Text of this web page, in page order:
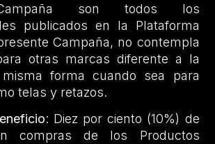
son todos los
publicados en la Plataforma
Campaña, no contempla
otras marcas diferente a la
forma cuando sea para
telas y retazos.
: Diez por ciento (10%) de
compras de los Productos